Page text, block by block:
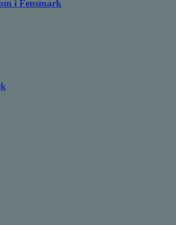
i Fensmark